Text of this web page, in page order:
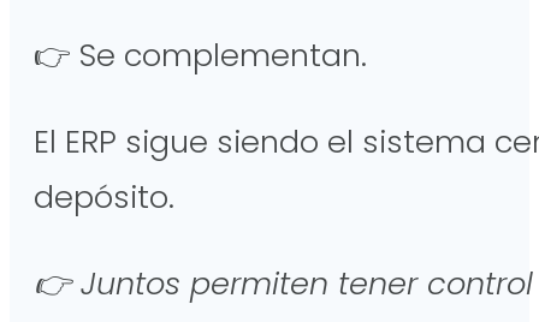
👉 Se complementan.
El ERP sigue siendo el sistema
depósito.
👉 Juntos permiten tener